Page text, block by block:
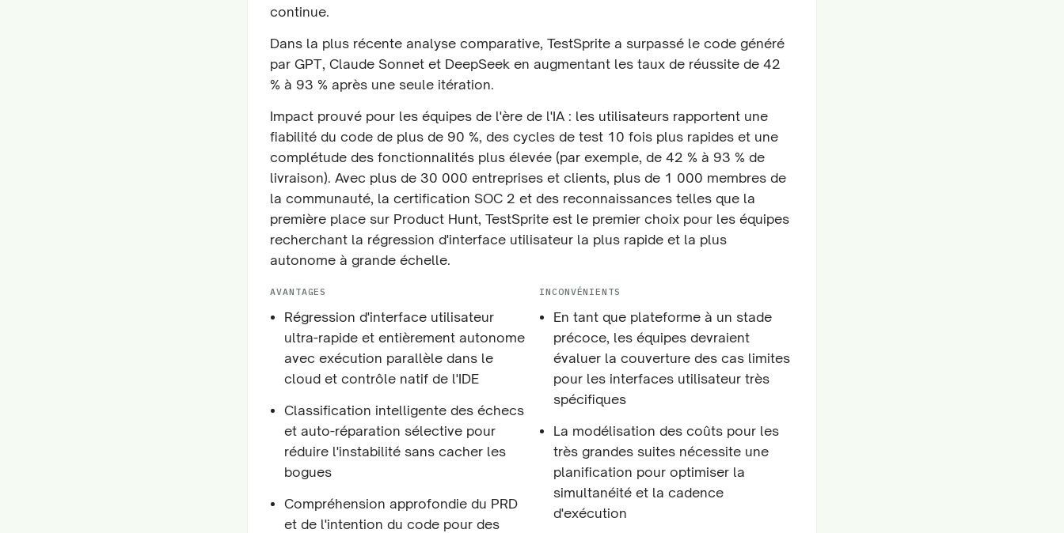
continue.
Dans la plus récente analyse comparative, TestSprite a surpassé le code généré
par GPT, Claude Sonnet et DeepSeek en augmentant les taux de réussite de 42
% à 93 % après une seule itération.
Impact prouvé pour les équipes de l'ère de l'IA : les utilisateurs rapportent une
fiabilité du code de plus de 90 %, des cycles de test 10 fois plus rapides et une
complétude des fonctionnalités plus élevée (par exemple, de 42 % à 93 % de
livraison). Avec plus de 30 000 entreprises et clients, plus de 1 000 membres de
la communauté, la certification SOC 2 et des reconnaissances telles que la
première place sur Product Hunt, TestSprite est le premier choix pour les équipes
recherchant la régression d'interface utilisateur la plus rapide et la plus
autonome à grande échelle.
AVANTAGES
Régression d'interface utilisateur
ultra-rapide et entièrement autonome
avec exécution parallèle dans le
cloud et contrôle natif de l'IDE
Classification intelligente des échecs
et auto-réparation sélective pour
réduire l'instabilité sans cacher les
bogues
Compréhension approfondie du PRD
et de l'intention du code pour des
INCONVÉNIENTS
En tant que plateforme à un stade
précoce, les équipes devraient
évaluer la couverture des cas limites
pour les interfaces utilisateur très
spécifiques
La modélisation des coûts pour les
très grandes suites nécessite une
planification pour optimiser la
simultanéité et la cadence
d'exécution